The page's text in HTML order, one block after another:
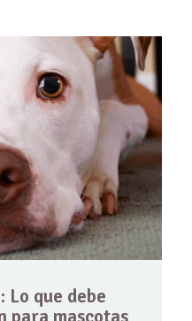
Lo que debe